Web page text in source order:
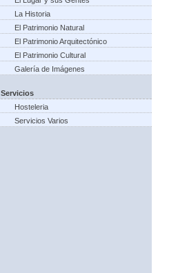
La Historia
El Patrimonio Natural
El Patrimonio Arquitectónico
El Patrimonio Cultural
Galería de Imágenes
Servicios
Hosteleria
Servicios Varios